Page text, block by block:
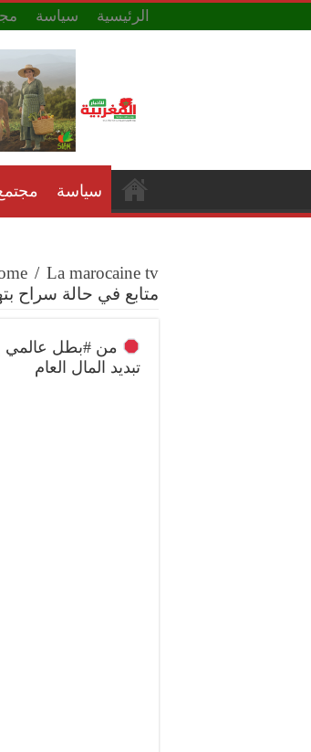
الرئيسية سياسة
سياسة
/ La marocaine tv
متابع في حالة سراح
من #بطل عالمي
تبديد المال العام